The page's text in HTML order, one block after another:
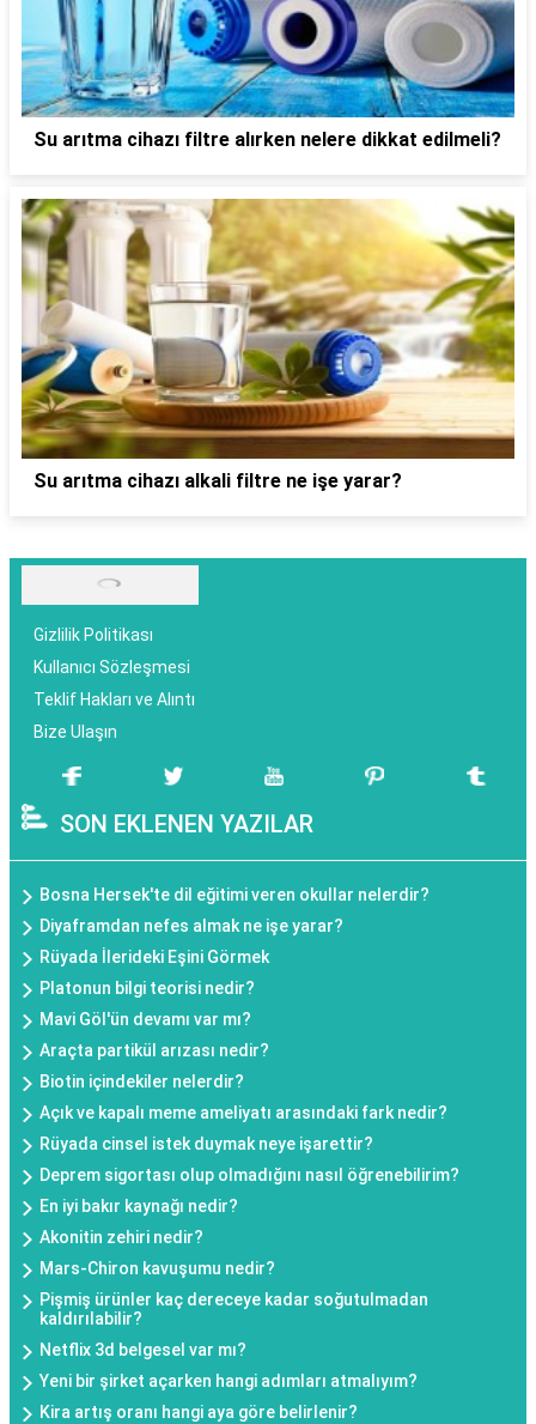
Su arıtma cihazı filtre alırken nelere dikkat edilmeli?
Su arıtma cihazı alkali filtre ne işe yarar?
Gizlilik Politikası
Kullanıcı Sözleşmesi
Teklif Hakları ve Alıntı
Bize Ulaşın
SON EKLENEN YAZILAR
Bosna Hersek'te dil eğitimi veren okullar nelerdir?
Diyaframdan nefes almak ne işe yarar?
Rüyada İlerideki Eşini Görmek
Platonun bilgi teorisi nedir?
Mavi Göl'ün devamı var mı?
Araçta partikül arızası nedir?
Biotin içindekiler nelerdir?
Açık ve kapalı meme ameliyatı arasındaki fark nedir?
Rüyada cinsel istek duymak neye işarettir?
Deprem sigortası olup olmadığını nasıl öğrenebilirim?
En iyi bakır kaynağı nedir?
Akonitin zehiri nedir?
Mars-Chiron kavuşumu nedir?
Pişmiş ürünler kaç dereceye kadar soğutulmadan
kaldırılabilir?
Netflix 3d belgesel var mı?
Yeni bir şirket açarken hangi adımları atmalıyım?
Kira artış oranı hangi aya göre belirlenir?